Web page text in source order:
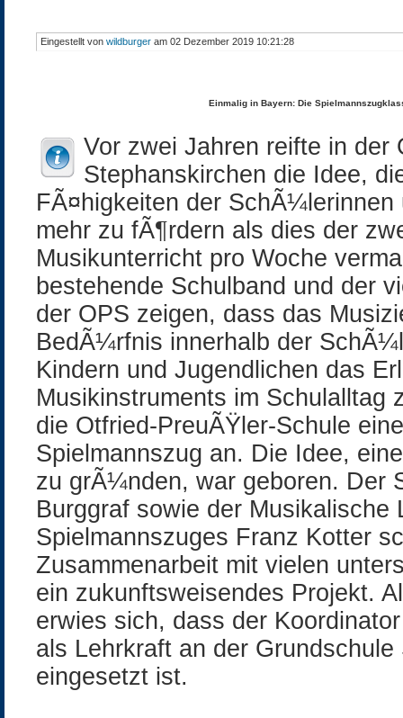
Eingestellt von wildburger am 02 Dezember 2019 10:21:28
Einmalig in Bayern: Die
Vor zwei Jahren reifte in der
Stephanskirchen die Idee,
FÃ¤higkeiten der
mehr zu fÃ¶rdern als dies der
Musikunterricht pro Woche
bestehende Schulband und der
der OPS zeigen, dass das
BedÃ¼rfnis innerhalb der
Kindern und Jugendlichen das
Musikinstruments im Schulalltag
die Otfried-PreuÃŸler-Schule
Spielmannszug an. Die Idee,
zu grÃ¼nden, war geboren. Der
Burggraf sowie der Musikalische
Spielmannszuges Franz Kotter
Zusammenarbeit mit vielen
ein zukunftsweisendes Projekt.
erwies sich, dass der
als Lehrkraft an der
eingesetzt ist.